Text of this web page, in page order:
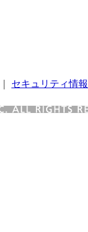
セキュリティ情報